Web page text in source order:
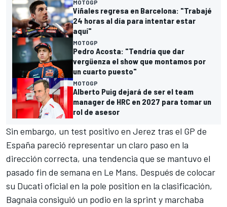
MOTOGP
Viñales regresa en Barcelona: "Trabajé
24 horas al día para intentar estar
aquí"
MOTOGP
Pedro Acosta: "Tendría que dar
vergüenza el show que montamos por
un cuarto puesto"
MOTOGP
Alberto Puig dejará de ser el team
manager de HRC en 2027 para tomar un
rol de asesor
Sin embargo, un test positivo en Jerez tras el GP de
España pareció representar un claro paso en la
dirección correcta, una tendencia que se mantuvo el
pasado fin de semana en Le Mans. Después de colocar
su Ducati oficial en la pole position en la clasificación,
Bagnaia consiguió un podio en la sprint y marchaba